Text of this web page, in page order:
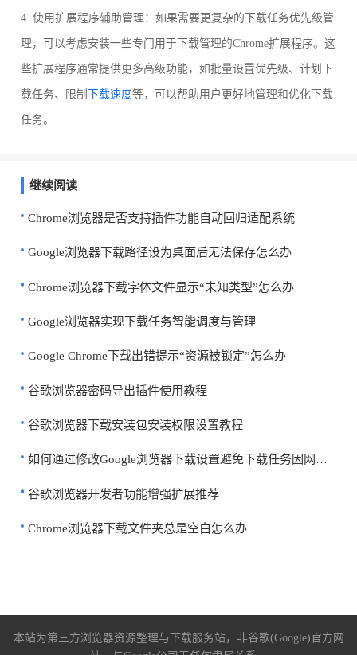
4. 使用扩展程序辅助管理：如果需要更复杂的下载任务优先级管
理，可以考虑安装一些专门用于下载管理的Chrome扩展程序。这
些扩展程序通常提供更多高级功能，如批量设置优先级、计划下
载任务、限制 下载速度等，可以帮助用户更好地管理和优化下载
任务。
继续阅读
Chrome浏览器是否支持插件功能自动回归适配系统
Google浏览器下载路径设为桌面后无法保存怎么办
Chrome浏览器下载字体文件显示“未知类型”怎么办
Google浏览器实现下载任务智能调度与管理
Google Chrome下载出错提示“资源被锁定”怎么办
谷歌浏览器密码导出插件使用教程
谷歌浏览器下载安装包安装权限设置教程
如何通过修改Google浏览器下载设置避免下载任务因网络问题失败
谷歌浏览器开发者功能增强扩展推荐
Chrome浏览器下载文件夹总是空白怎么办
本站为第三方浏览器资源整理与下载服务站，非谷歌(Google)官方网